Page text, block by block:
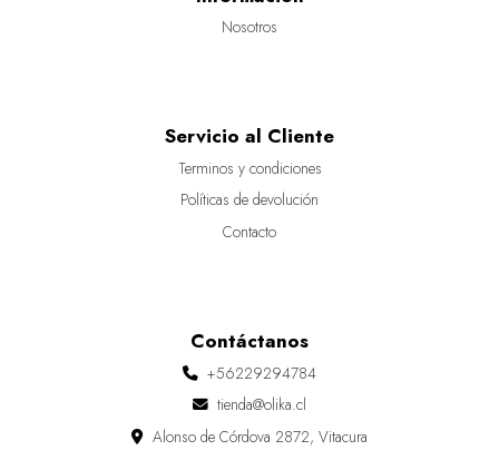
Nosotros
Servicio al Cliente
Terminos y condiciones
Políticas de devolución
Contacto
Contáctanos
+56229294784
tienda@olika.cl
Alonso de Córdova 2872, Vitacura